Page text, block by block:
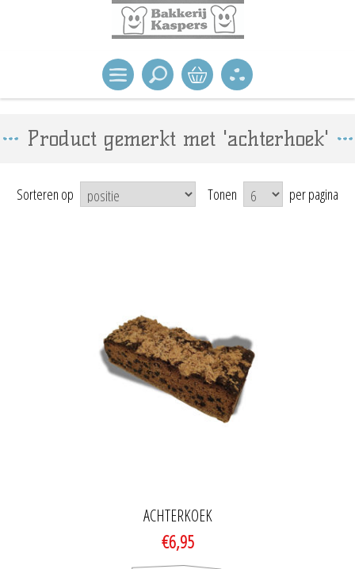
Product gemerkt met 'achterhoek'
Sorteren op Tonen per pagina
ACHTERKOEK
€6,95